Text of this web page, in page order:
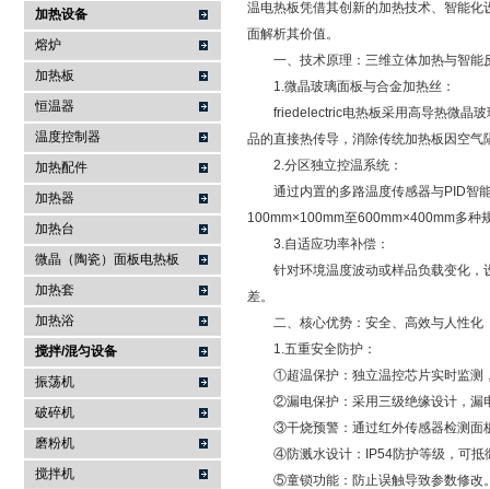
加热设备
熔炉
加热板
恒温器
温度控制器
加热配件
加热器
加热台
微晶（陶瓷）面板电热板
加热套
加热浴
搅拌/混匀设备
振荡机
破碎机
磨粉机
搅拌机
温电热板凭借其创新的加热技术、智能
面解析其价值。
一、技术原理：三维立体加热与智能
1.微晶玻璃面板与合金加热丝：
friedelectric电热板采用高导热微晶玻
品的直接热传导，消除传统加热板因空气
2.分区独立控温系统：
通过内置的多路温度传感器与PID智能
100mm×100mm至600mm×400mm多种
3.自适应功率补偿：
针对环境温度波动或样品负载变化，
差。
二、核心优势：安全、高效与人性化
1.五重安全防护：
①超温保护：独立温控芯片实时监测
②漏电保护：采用三级绝缘设计，漏
③干烧预警：通过红外传感器检测面
④防溅水设计：IP54防护等级，可抵
⑤童锁功能：防止误触导致参数修改